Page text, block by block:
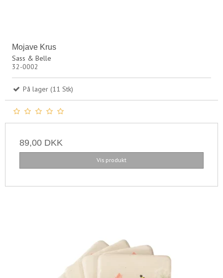
Mojave Krus
Sass & Belle
32-0002
På lager (11 Stk)
89,00 DKK
Vis produkt